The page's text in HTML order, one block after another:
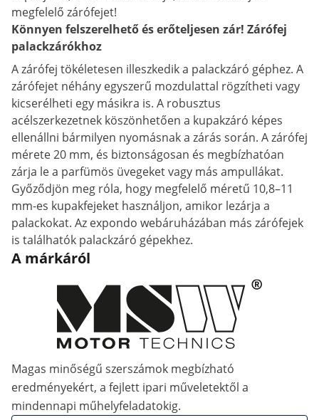
megfelelő zárófejet!
Könnyen felszerelhető és erőteljesen zár! Zárófej
palackzárókhoz
A zárófej tökéletesen illeszkedik a palackzáró géphez. A
zárófejet néhány egyszerű mozdulattal rögzítheti vagy
kicserélheti egy másikra is. A robusztus
acélszerkezetnek köszönhetően a kupakzáró képes
ellenállni bármilyen nyomásnak a zárás során. A zárófej
mérete 20 mm, és biztonságosan és megbízhatóan
zárja le a parfümös üvegeket vagy más ampullákat.
Győződjön meg róla, hogy megfelelő méretű 10,8–11
mm-es kupakfejeket használjon, amikor lezárja a
palackokat. Az expondo webáruházában más zárófejek
is találhatók palackzáró gépekhez.
A márkáról
Magas minőségű szerszámok megbízható
eredményekért, a fejlett ipari műveletektől a
mindennapi műhelyfeladatokig.